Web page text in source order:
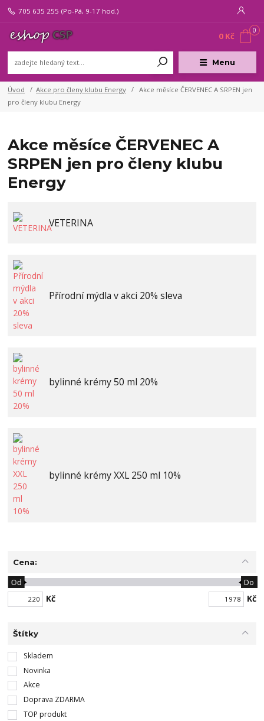
Menu
705 635 255 (Po-Pá, 9-17 hod.)
0
0 Kč
Úvod Akce pro členy klubu Energy
Akce měsíce ČERVENEC A SRPEN jen
pro členy klubu Energy
Akce měsíce ČERVENEC A
SRPEN jen pro členy klubu
Energy
VETERINA
Přírodní mýdla v akci 20% sleva
bylinné krémy 50 ml 20%
bylinné krémy XXL 250 ml 10%
Cena:
Kč
Od Do
Kč
Štítky
Skladem
Novinka
Akce
Doprava ZDARMA
TOP produkt